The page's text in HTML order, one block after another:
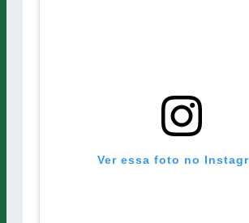
Ver essa foto no